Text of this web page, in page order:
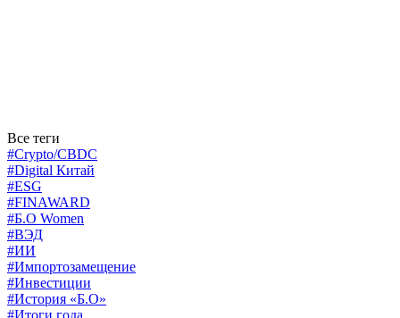
Все теги
#Crypto/CBDC
#Digital Китай
#ESG
#FINAWARD
#Б.О Women
#ВЭД
#ИИ
#Импортозамещение
#Инвестиции
#История «Б.О»
#Итоги года